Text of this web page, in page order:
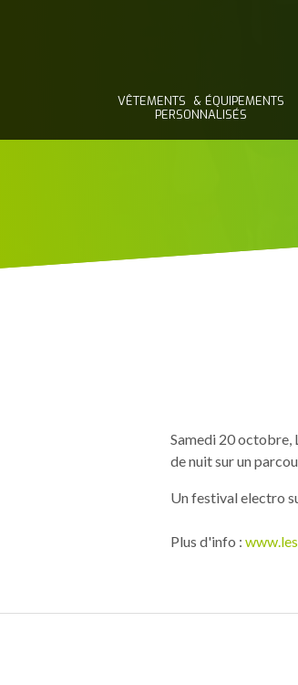
VÊTEMENTS & ÉQUIPEMENTS
PERSONNALISÉS
Samedi 20 octobre,
de nuit sur un
Un festival electro
Plus d'info :